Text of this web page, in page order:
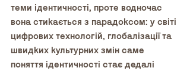
теми ідентичності, проте водночас
вона стикається з парадоксом: у світі
цифрових технологій, глобалізації та
швидких культурних змін саме
поняття ідентичності стає дедалі